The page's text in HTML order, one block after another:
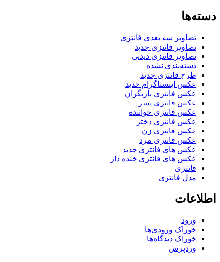
دسته‌ها
تصاویر سه بعدی فانتزی
تصاویر فانتزی جدید
تصاویر فانتزی دیدنی
دسته‌بندی نشده
طرح فانتزی جدید
عکس اینستاگرام جدید
عکس فانتزی بازیگران
عکس فانتزی پسر
عکس فانتزی خواننده
عکس فانتزی دختر
عکس فانتزی زن
عکس فانتزی مرد
عکس های فانتزی جدید
عکس های فانتزی خنده دار
فانتزی
مدل فانتزی
اطلاعات
ورود
خوراک ورودی‌ها
خوراک دیدگاه‌ها
وردپرس